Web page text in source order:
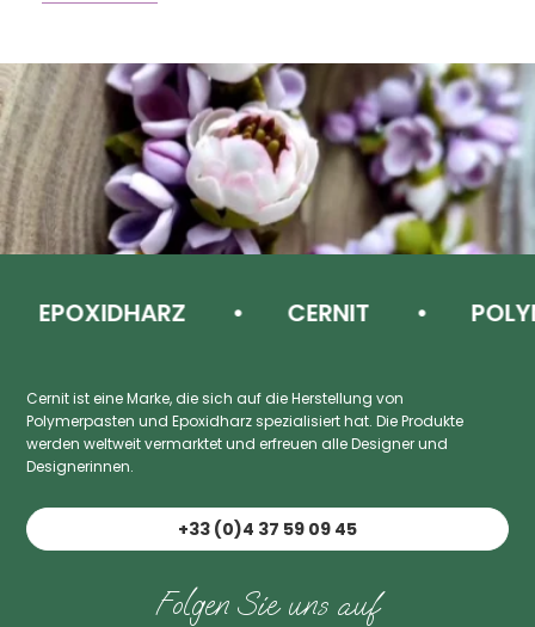
EPOXIDHARZ CERNIT
Cernit ist eine Marke, die sich auf die Herstellung von
Polymerpasten und Epoxidharz spezialisiert hat. Die Produkte
werden weltweit vermarktet und erfreuen alle Designer und
Designerinnen.
+33 (0)4 37 59 09 45
Folgen Sie uns auf